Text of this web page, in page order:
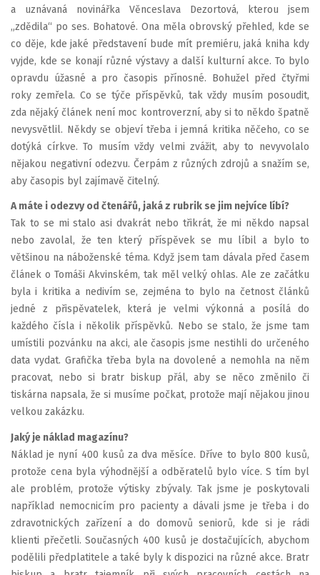
a uznávaná novinářka Věnceslava Dezortová, kterou jsem
„zdědila“ po ses. Bohatové. Ona měla obrovský přehled, kde se
co děje, kde jaké představení bude mít premiéru, jaká kniha kdy
vyjde, kde se konají různé výstavy a další kulturní akce. To bylo
opravdu úžasné a pro časopis přínosné. Bohužel před čtyřmi
roky zemřela. Co se týče příspěvků, tak vždy musím posoudit,
zda nějaký článek není moc kontroverzní, aby si to někdo špatně
nevysvětlil. Někdy se objeví třeba i jemná kritika něčeho, co se
dotýká církve. To musím vždy velmi zvážit, aby to nevyvolalo
nějakou negativní odezvu. Čerpám z různých zdrojů a snažím se,
aby časopis byl zajímavě čitelný.
A máte i odezvy od čtenářů, jaká z rubrik se jim nejvíce líbí?
Tak to se mi stalo asi dvakrát nebo třikrát, že mi někdo napsal
nebo zavolal, že ten který příspěvek se mu líbil a bylo to
většinou na náboženské téma. Když jsem tam dávala před časem
článek o Tomáši Akvinském, tak měl velký ohlas. Ale ze začátku
byla i kritika a nedivím se, zejména to bylo na četnost článků
jedné z přispěvatelek, která je velmi výkonná a posílá do
každého čísla i několik příspěvků. Nebo se stalo, že jsme tam
umístili pozvánku na akci, ale časopis jsme nestihli do určeného
data vydat. Grafička třeba byla na dovolené a nemohla na něm
pracovat, nebo si bratr biskup přál, aby se něco změnilo či
tiskárna napsala, že si musíme počkat, protože mají nějakou jinou
velkou zakázku.
Jaký je náklad magazínu?
Náklad je nyní 400 kusů za dva měsíce. Dříve to bylo 800 kusů,
protože cena byla výhodnější a odběratelů bylo více. S tím byl
ale problém, protože výtisky zbývaly. Tak jsme je poskytovali
například nemocnicím pro pacienty a dávali jsme je třeba i do
zdravotnických zařízení a do domovů seniorů, kde si je rádi
klienti přečetli. Současných 400 kusů je dostačujících, abychom
podělili předplatitele a také byly k dispozici na různé akce. Bratr